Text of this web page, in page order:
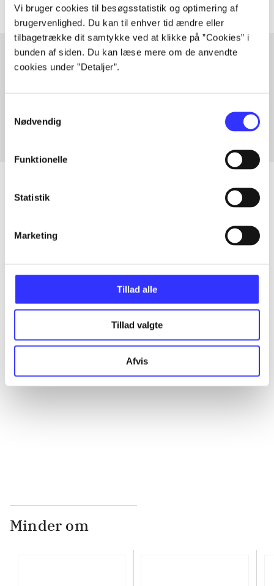
Vi bruger cookies til besøgsstatistik og optimering af
brugervenlighed. Du kan til enhver tid ændre eller
tilbagetrække dit samtykke ved at klikke på ”Cookies” i
bunden af siden. Du kan læse mere om de anvendte
cookies under ”Detaljer”.
Nødvendig
Funktionelle
Statistik
Marketing
Tillad alle
Tillad valgte
Afvis
Alle registrerede artikler fordelt på udgivelser
...
...
Minder om